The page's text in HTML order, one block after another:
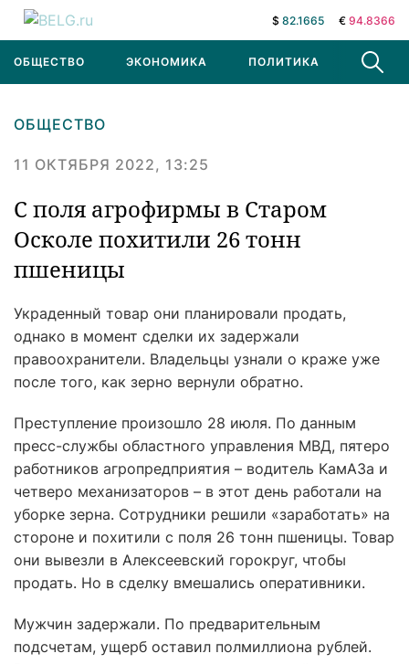
$ 82.1665 € 94.8366
ОБЩЕСТВО ЭКОНОМИКА ПОЛИТИКА В МИРЕ
ОБЩЕСТВО
11 ОКТЯБРЯ 2022, 13:25
С поля агрофирмы в Старом
Осколе похитили 26 тонн
пшеницы
Украденный товар они планировали продать,
однако в момент сделки их задержали
правоохранители. Владельцы узнали о краже уже
после того, как зерно вернули обратно.
Преступление произошло 28 июля. По данным
пресс-службы областного управления МВД, пятеро
работников агропредприятия – водитель КамАЗа и
четверо механизаторов – в этот день работали на
уборке зерна. Сотрудники решили «заработать» на
стороне и похитили с поля 26 тонн пшеницы. Товар
они вывезли в Алексеевский горокруг, чтобы
продать. Но в сделку вмешались оперативники.
Мужчин задержали. По предварительным
подсчетам, ущерб оставил полмиллиона рублей.